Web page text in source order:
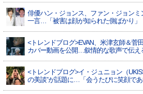
俳優ハン・ジョンス、ファン・ジョン
一言…「被害は顔が知られた側ばかり」
<トレンドブログ>EVAN、米津玄師＆菅
カバー動画を公開…叙情的な歌声で伝え
<トレンドブログ>イ・ジュニョン（
の美談”が話題に…「会うたびに笑顔であ